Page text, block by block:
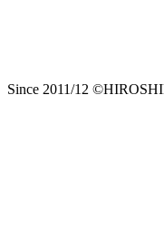
Since 2011/12